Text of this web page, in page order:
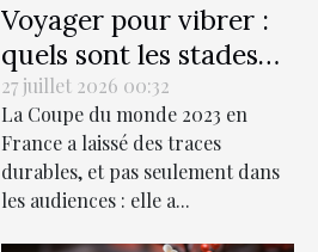
Voyager pour vibrer :
quels sont les stades
de rugby à visiter
absolument ?
27 juillet 2026 00:32
La Coupe du monde 2023 en
France a laissé des traces
durables, et pas seulement dans
les audiences : elle a...